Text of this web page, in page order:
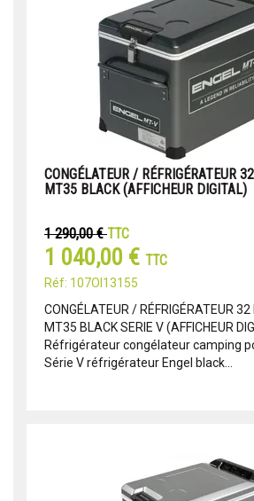
CONGÉLATEUR / RÉFRIGÉRATEUR
MT35 BLACK (AFFICHEUR DIGITAL)
1 290,00 €TTC
1 040,00 € TTC
Réf: 107OI13155
CONGÉLATEUR / RÉFRIGÉRATEUR 32
MT35 BLACK SERIE V (AFFICHEUR
Réfrigérateur congélateur camping
Série V réfrigérateur Engel black...